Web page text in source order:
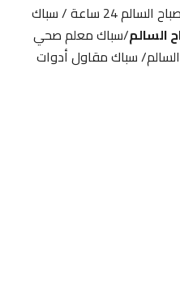
/ سباك صباح السالم 24 ساعة / سباك
/سباك معلم صحي
سباك مقاول أدوات